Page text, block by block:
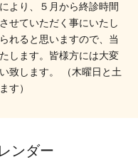
より、
５月から終診時間
せていただく事にいたし
れると思いますので、当
します。皆様方には大変
致します。 （木曜日と土
す）
ンダー